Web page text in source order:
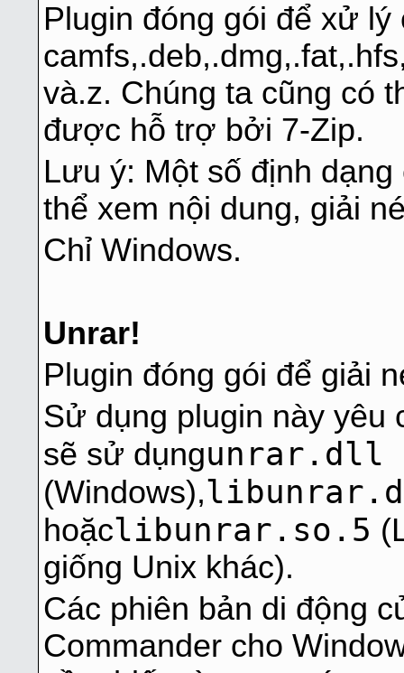
Plugin đóng gói để xử
và.z. Chúng ta cũng có
được hỗ trợ bởi 7-Zip.
Lưu ý: Một số định
thể xem nội dung, giải
Chỉ Windows.
Unrar!
Plugin đóng gói để giải
Sử dụng plugin này yêu
sẽ sử dụngunrar.dll
(Windows),
hoặclibunrar.so.5
giống Unix khác).
Các phiên bản di động
Commander cho